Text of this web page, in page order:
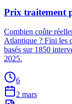
Prix traitement
Combien coûte
Atlantique ? Fini les
basés sur 1850
2025.
6
2 mars